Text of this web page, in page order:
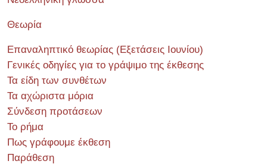
Θεωρία
Επαναληπτικό θεωρίας (Εξετάσεις Ιουνίου)
Γενικές οδηγίες για το γράψιμο της έκθεσης
Τα είδη των συνθέτων
Τα αχώριστα μόρια
Σύνδεση προτάσεων
Το ρήμα
Πως γράφουμε έκθεση
Παράθεση